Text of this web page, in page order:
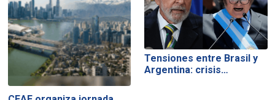
Tensiones entre Brasil y
Argentina: crisis…